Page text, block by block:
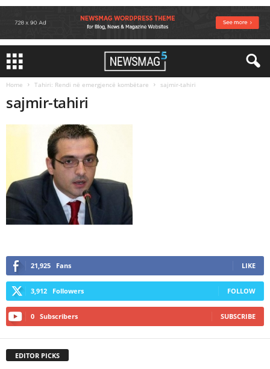
Home Tahiri: Rendi në emergjencë kombëtare sajmir-tahiri
sajmir-tahiri
21,925 Fans LIKE
3,912 Followers FOLLOW
0 Subscribers SUBSCRIBE
EDITOR PICKS